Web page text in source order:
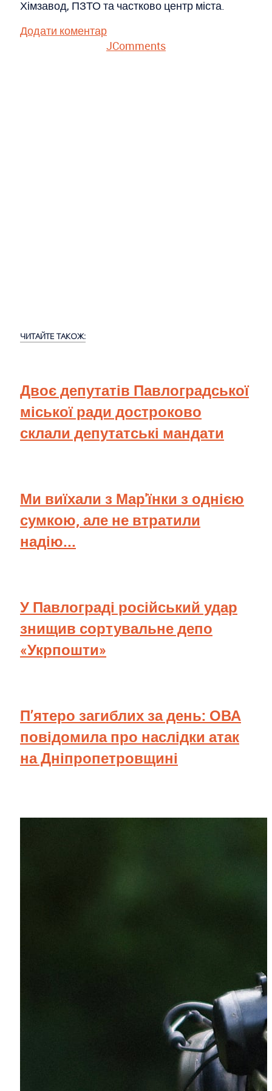
Хімзавод, ПЗТО та частково центр міста.
Додати коментар
JComments
ЧИТАЙТЕ ТАКОЖ:
Двоє депутатів Павлоградської
міської ради достроково
склали депутатські мандати
Ми виїхали з Мар'їнки з однією
сумкою, але не втратили
надію...
У Павлограді російський удар
знищив сортувальне депо
«Укрпошти»
П’ятеро загиблих за день: ОВА
повідомила про наслідки атак
на Дніпропетровщині